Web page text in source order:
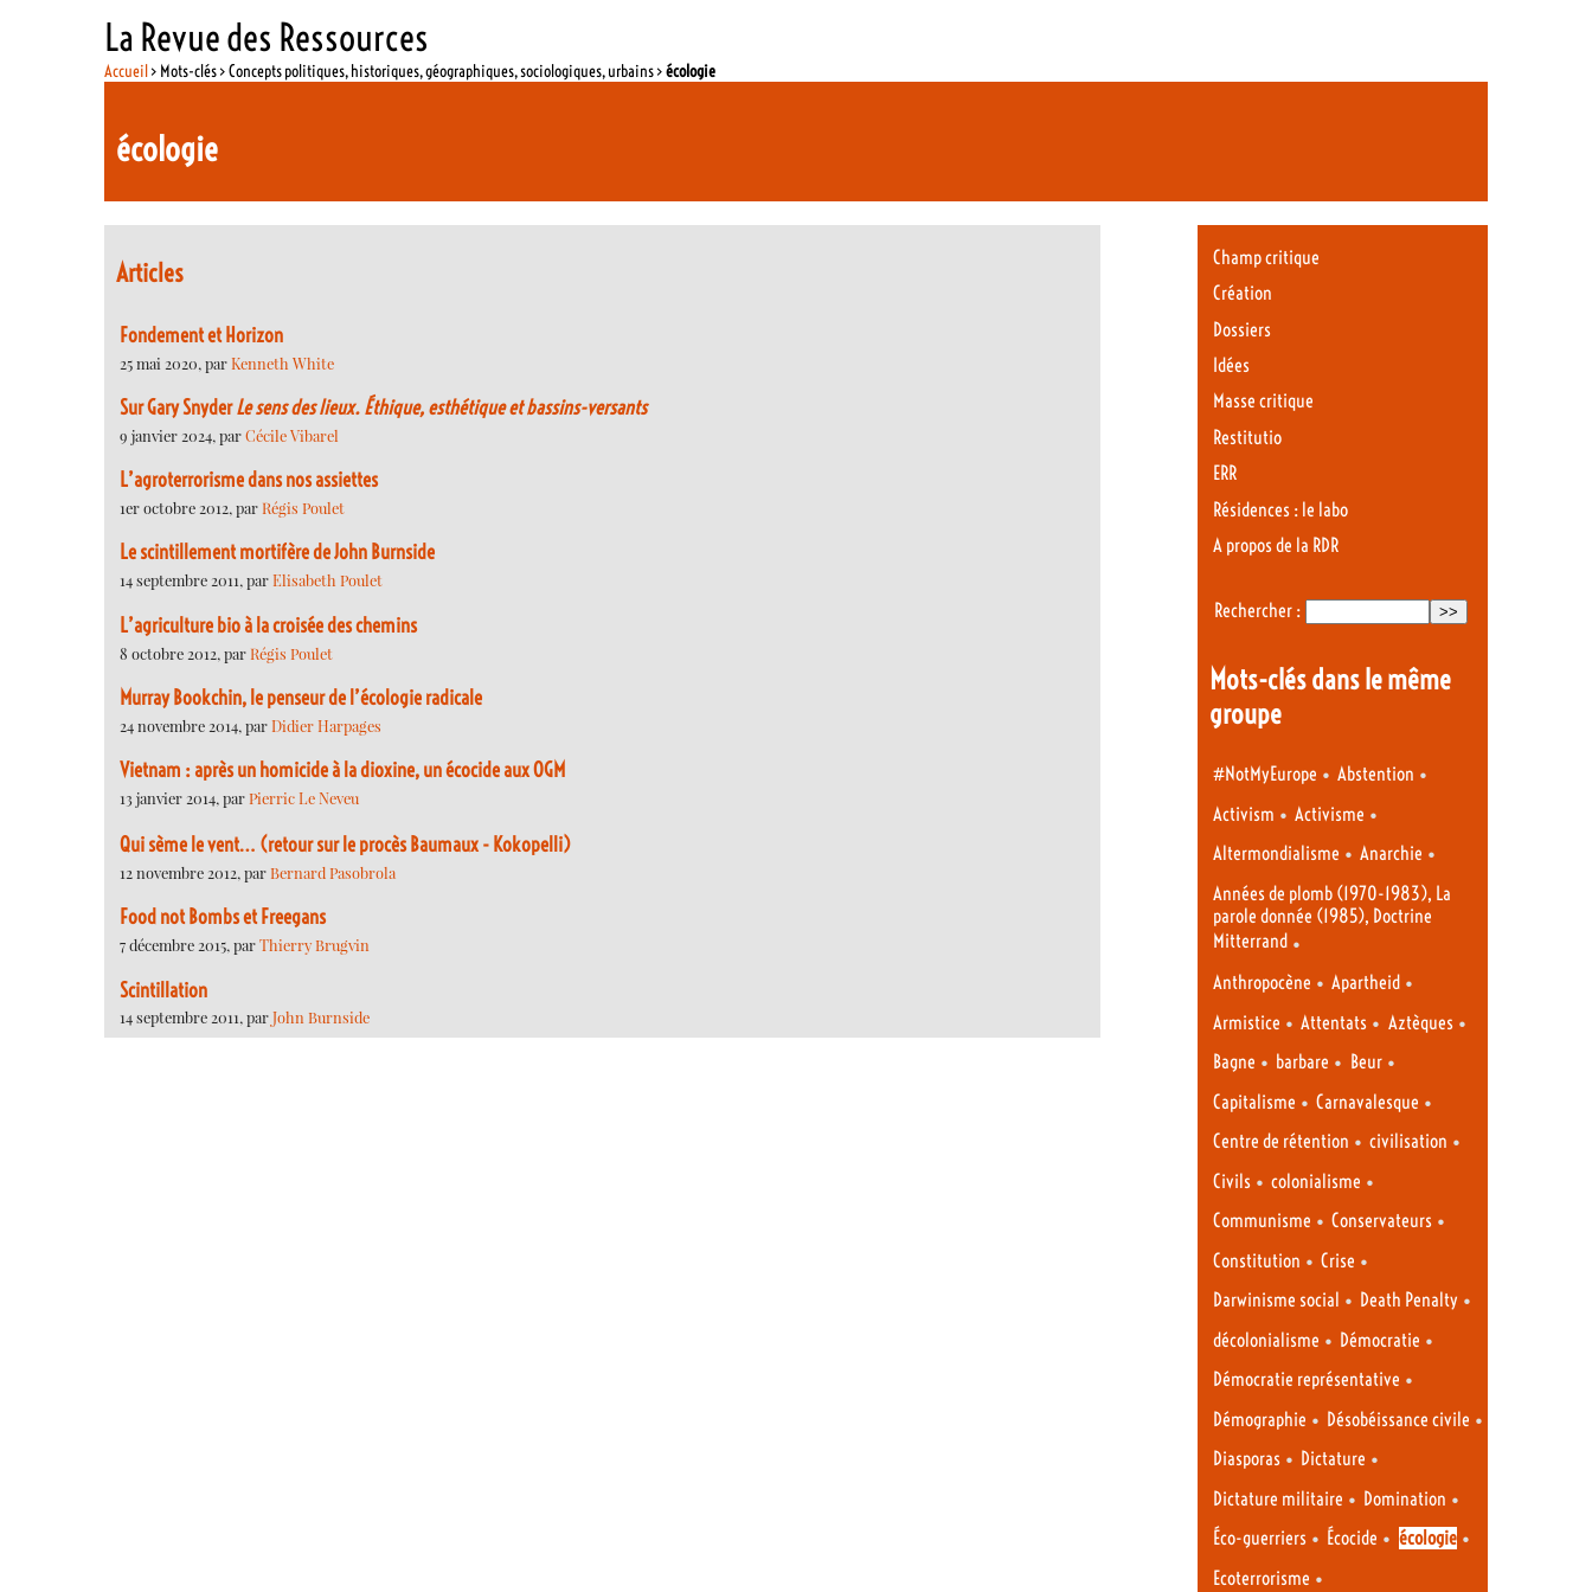
La Revue des Ressources
Accueil> Mots-clés > Concepts politiques, historiques, géographiques, sociologiques, urbains >écologie
écologie
Articles
Fondement et Horizon
25 mai 2020, parKenneth White
Sur Gary SnyderLe sens des lieux. Éthique, esthétique et bassins-versants
9 janvier 2024, parCécile Vibarel
L’agroterrorisme dans nos assiettes
1er octobre 2012, parRégis Poulet
Le scintillement mortifère de John Burnside
14 septembre 2011, parElisabeth Poulet
L’agriculture bio à la croisée des chemins
8 octobre 2012, parRégis Poulet
Murray Bookchin, le penseur de l’écologie radicale
24 novembre 2014, parDidier Harpages
Vietnam : après un homicide à la dioxine, un écocide aux OGM
13 janvier 2014, parPierric Le Neveu
Qui sème le vent… (retour sur le procès Baumaux - Kokopelli)
12 novembre 2012, parBernard Pasobrola
Food not Bombs et Freegans
7 décembre 2015, parThierry Brugvin
Scintillation
14 septembre 2011, parJohn Burnside
Champ critique
Création
Dossiers
Idées
Masse critique
Restitutio
ERR
Résidences : le labo
A propos de la RDR
Rechercher :
Mots-clés dans le même
groupe
#NotMyEurope • Abstention •
Activism • Activisme •
Altermondialisme • Anarchie •
Années de plomb (1970-1983), La
parole donnée (1985), Doctrine
Mitterrand •
Anthropocène • Apartheid •
Armistice • Attentats • Aztèques•
Bagne • barbare • Beur•
Capitalisme • Carnavalesque •
Centre de rétention • civilisation •
Civils • colonialisme •
Communisme • Conservateurs •
Constitution • Crise •
Darwinisme social • Death Penalty •
décolonialisme • Démocratie •
Démocratie représentative •
Démographie • Désobéissance civile •
Diasporas • Dictature •
Dictature militaire • Domination •
Éco-guerriers • Écocide • écologie•
Ecoterrorisme •